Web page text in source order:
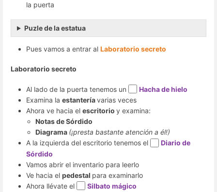
la puerta
Puzle de la estatua
Pues vamos a entrar al Laboratorio secreto
Laboratorio secreto
Al lado de la puerta tenemos un
Hacha de hielo
Examina la estanteríavarias veces
Ahora ve hacia el escritorio y examina:
Notas de Sórdido
Diagrama (¡presta bastante atención a él!)
A la izquierda del escritorio tenemos el
Diario de
Sórdido
Vamos abrir el inventario para leerlo
Ve hacia el pedestal para examinarlo
Ahora llévate el
Silbato mágico